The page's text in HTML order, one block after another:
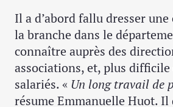
Il a d’abord fallu dresser
la branche dans le
connaître auprès des
associations, et, plus difficile
salariés. « Un long travail de
résume Emmanuelle Huot. Il